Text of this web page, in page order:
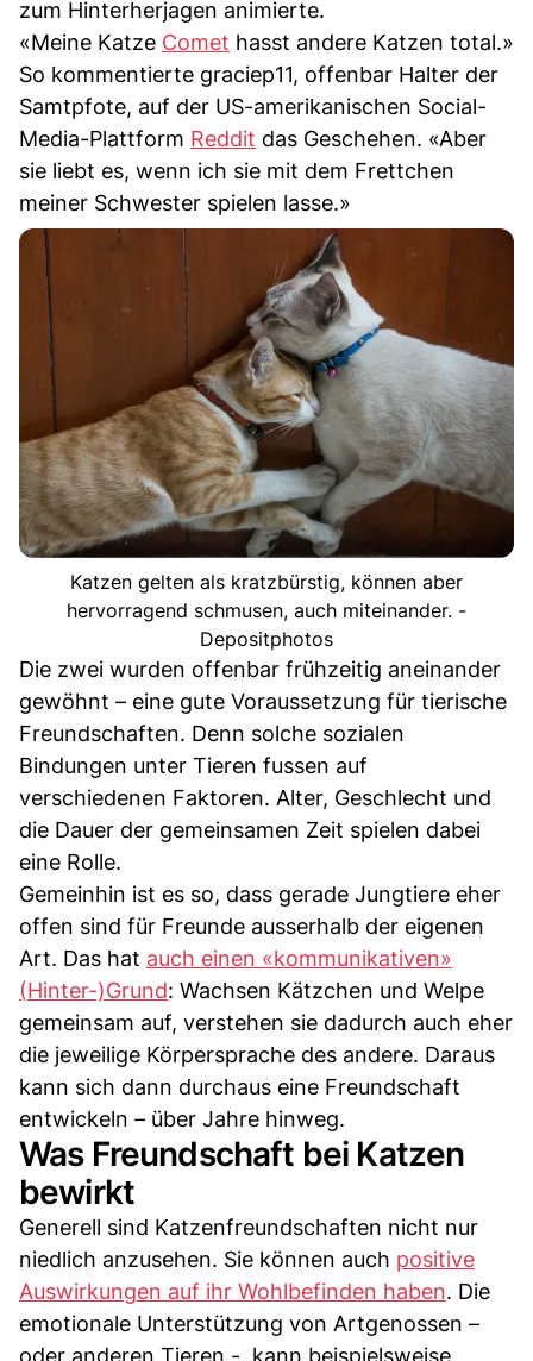
zum Hinterherjagen animierte.
«Meine Katze Comet hasst andere Katzen total.»
So kommentierte graciep11, offenbar Halter der
Samtpfote, auf der US-amerikanischen Social-
Media-Plattform Reddit das Geschehen. «Aber
sie liebt es, wenn ich sie mit dem Frettchen
meiner Schwester spielen lasse.»
Katzen gelten als kratzbürstig, können aber
hervorragend schmusen, auch miteinander. -
Depositphotos
Die zwei wurden offenbar frühzeitig aneinander
gewöhnt – eine gute Voraussetzung für tierische
Freundschaften. Denn solche sozialen
Bindungen unter Tieren fussen auf
verschiedenen Faktoren. Alter, Geschlecht und
die Dauer der gemeinsamen Zeit spielen dabei
eine Rolle.
Gemeinhin ist es so, dass gerade Jungtiere eher
offen sind für Freunde ausserhalb der eigenen
Art. Das hat auch einen «kommunikativen»
(Hinter-)Grund: Wachsen Kätzchen und Welpe
gemeinsam auf, verstehen sie dadurch auch eher
die jeweilige Körpersprache des andere. Daraus
kann sich dann durchaus eine Freundschaft
entwickeln – über Jahre hinweg.
Was Freundschaft bei Katzen
bewirkt
Generell sind Katzenfreundschaften nicht nur
niedlich anzusehen. Sie können auch positive
Auswirkungen auf ihr Wohlbefinden haben. Die
emotionale Unterstützung von Artgenossen –
oder anderen Tieren -, kann beispielsweise